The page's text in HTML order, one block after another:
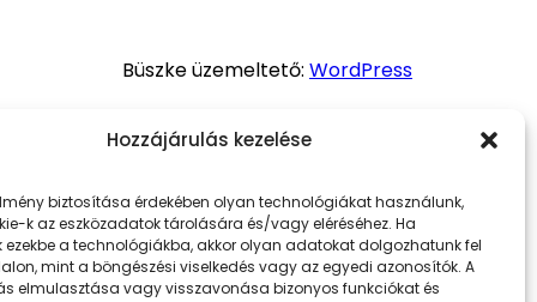
Hozzájárulás kezelése
biztosítása érdekében olyan technológiákat használunk,
k az eszközadatok tárolására és/vagy eléréséhez. Ha
ezekbe a technológiákba, akkor olyan adatokat dolgozhatunk fel
mint a böngészési viselkedés vagy az egyedi azonosítók. A
elmulasztása vagy visszavonása bizonyos funkciókat és
Büszke üzemeltető: WordPress